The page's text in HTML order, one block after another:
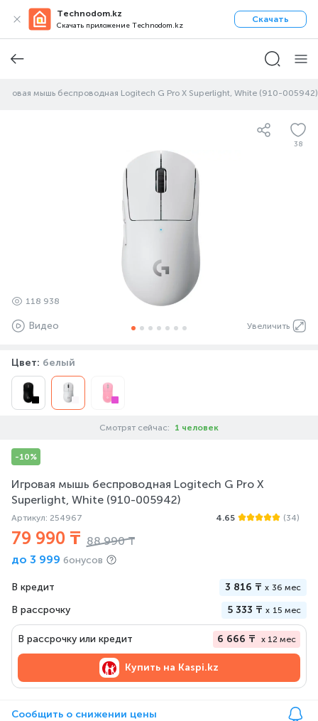
Technodom.kz
Скачать приложение Technodom.kz
Скачать
мышь беспроводная Logitech G Pro X Superlight, White (910-005942)
38
Увеличить
118 938
Видео
Цвет: белый
Смотрят сейчас: 1 человек
-10%
Игровая мышь беспроводная Logitech G Pro X
Superlight, White (910-005942)
Артикул: 254967 4.65 (34)
79 990 ₸ 88 990 ₸
до 3 999 бонусов
В кредит 3 816 ₸ x 36 мес
В рассрочку 5 333 ₸ x 15 мес
В рассрочку или кредит 6 666 ₸ x 12 мес
Купить на Kaspi.kz
Сообщить о снижении цены